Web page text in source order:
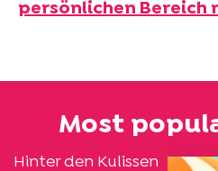
persönlichen Bereich
Most
Hinter den Kulissen